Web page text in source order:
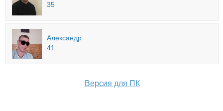
35
Александр
41
Версия для ПК